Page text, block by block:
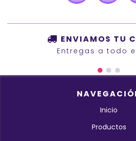
ENVIAMOS TU
Entregas a todo
Inicio
Productos